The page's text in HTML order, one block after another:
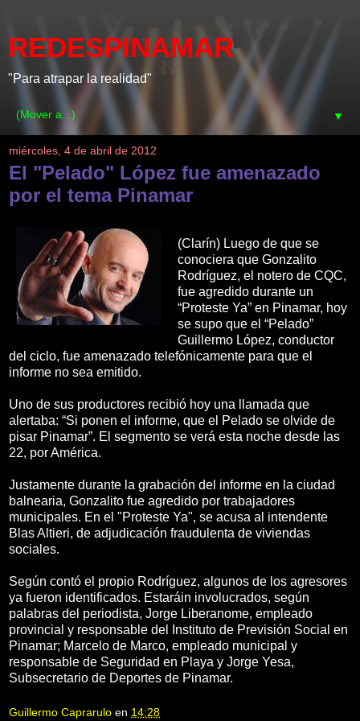
REDESPINAMAR
"Para atrapar la realidad"
▼
miércoles, 4 de abril de 2012
El "Pelado" López fue amenazado
por el tema Pinamar
(Clarín) Luego de que se
conociera que Gonzalito
Rodríguez, el notero de CQC,
fue agredido durante un
“Proteste Ya” en Pinamar, hoy
se supo que el “Pelado”
Guillermo López, conductor
del ciclo, fue amenazado telefónicamente para que el
informe no sea emitido.
Uno de sus productores recibió hoy una llamada que
alertaba: “Si ponen el informe, que el Pelado se olvide de
pisar Pinamar”. El segmento se verá esta noche desde las
22, por América.
Justamente durante la grabación del informe en la ciudad
balnearia, Gonzalito fue agredido por trabajadores
municipales. En el "Proteste Ya", se acusa al intendente
Blas Altieri, de adjudicación fraudulenta de viviendas
sociales.
Según contó el propio Rodríguez, algunos de los agresores
ya fueron identificados. Estaráin involucrados, según
palabras del periodista, Jorge Liberanome, empleado
provincial y responsable del Instituto de Previsión Social en
Pinamar; Marcelo de Marco, empleado municipal y
responsable de Seguridad en Playa y Jorge Yesa,
Subsecretario de Deportes de Pinamar.
Guillermo Caprarulo en 14:28